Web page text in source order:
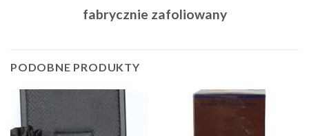
fabrycznie zafoliowany
PODOBNE PRODUKTY